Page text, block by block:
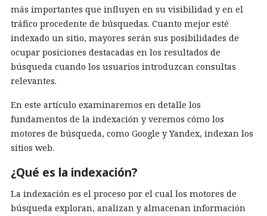
más importantes que influyen en su visibilidad y en el
tráfico procedente de búsquedas. Cuanto mejor esté
indexado un sitio, mayores serán sus posibilidades de
ocupar posiciones destacadas en los resultados de
búsqueda cuando los usuarios introduzcan consultas
relevantes.
En este artículo examinaremos en detalle los
fundamentos de la indexación y veremos cómo los
motores de búsqueda, como Google y Yandex, indexan los
sitios web.
¿Qué es la indexación?
La indexación es el proceso por el cual los motores de
búsqueda exploran, analizan y almacenan información